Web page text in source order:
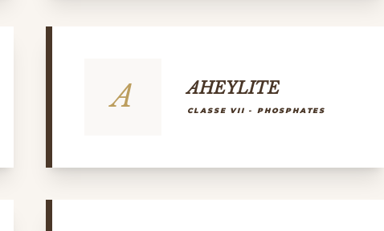
A AHEYLITE
CLASSE VII - PHOSPHATES